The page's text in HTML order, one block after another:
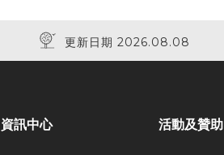
更新日期 2026.08.08
資訊中心 活動及贊助